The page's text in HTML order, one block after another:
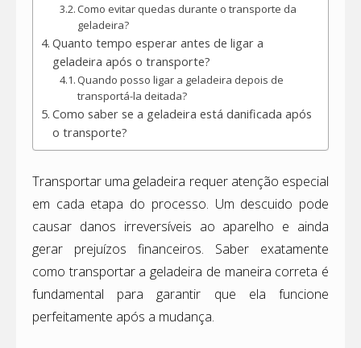
Como evitar quedas durante o transporte da
geladeira?
Quanto tempo esperar antes de ligar a
geladeira após o transporte?
Quando posso ligar a geladeira depois de
transportá-la deitada?
Como saber se a geladeira está danificada após
o transporte?
Transportar uma geladeira requer atenção especial
em cada etapa do processo. Um descuido pode
causar danos irreversíveis ao aparelho e ainda
gerar prejuízos financeiros. Saber exatamente
como transportar a geladeira de maneira correta é
fundamental para garantir que ela funcione
perfeitamente após a mudança.